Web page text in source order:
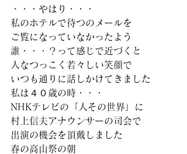
・・・やはり・・・
私のホテルで待つのメールを
ご覧になっていなかったよう
誰・・・？って感じで近づくと
人なつっこく若々しい笑顔で
いつも通りに話しかけてきました
私は４０歳の時・・・
NHKテレビの「人その世界」に
村上信夫アナウンサーの司会で
出演の機会を頂戴しました
春の高山祭の朝